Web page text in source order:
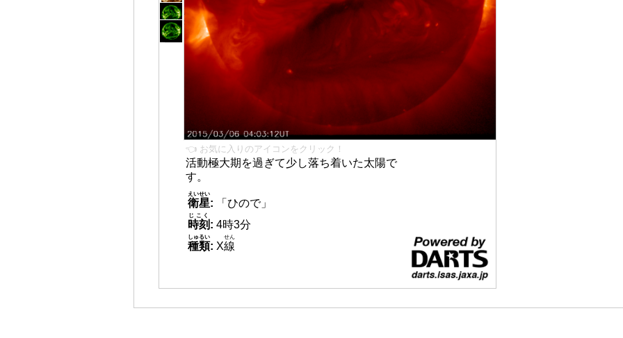
👈 お気に入りのアイコンをクリック！
活動極大期を過ぎて少し落ち着いた太陽で
す。
衛星
えいせい
:
「ひので」
時刻
じこく
: 4時3分
種類
しゅるい
: X線
せん